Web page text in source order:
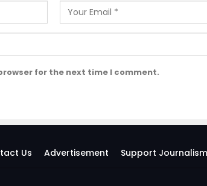
for the next time I comment.
Us Advertisement Support Journalism